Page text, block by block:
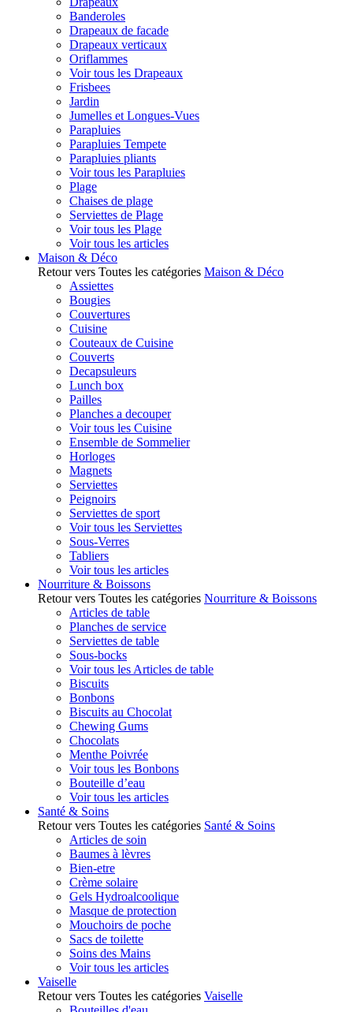
Banderoles
Drapeaux de facade
Drapeaux verticaux
Oriflammes
Voir tous les Drapeaux
Frisbees
Jardin
Jumelles et Longues-Vues
Parapluies
Parapluies Tempete
Parapluies pliants
Voir tous les Parapluies
Plage
Chaises de plage
Serviettes de Plage
Voir tous les Plage
Voir tous les articles
Maison & Déco
Retour vers Toutes les catégories Maison & Déco
Assiettes
Bougies
Couvertures
Cuisine
Couteaux de Cuisine
Couverts
Decapsuleurs
Lunch box
Pailles
Planches a decouper
Voir tous les Cuisine
Ensemble de Sommelier
Horloges
Magnets
Serviettes
Peignoirs
Serviettes de sport
Voir tous les Serviettes
Sous-Verres
Tabliers
Voir tous les articles
Nourriture & Boissons
Retour vers Toutes les catégories Nourriture & Boissons
Articles de table
Planches de service
Serviettes de table
Sous-bocks
Voir tous les Articles de table
Biscuits
Bonbons
Biscuits au Chocolat
Chewing Gums
Chocolats
Menthe Poivrée
Voir tous les Bonbons
Bouteille d’eau
Voir tous les articles
Santé & Soins
Retour vers Toutes les catégories Santé & Soins
Articles de soin
Baumes à lèvres
Bien-etre
Crème solaire
Gels Hydroalcoolique
Masque de protection
Mouchoirs de poche
Sacs de toilette
Soins des Mains
Voir tous les articles
Vaiselle
Retour vers Toutes les catégories Vaiselle